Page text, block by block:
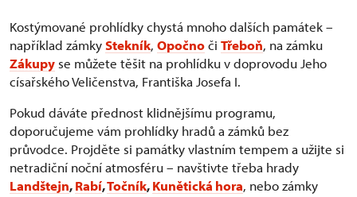
Kostýmované prohlídky chystá mnoho dalších památek –
například zámkyStekník, Opočnoči Třeboň, na zámku
Zákupy se můžete těšit na prohlídku v doprovodu Jeho
císařského Veličenstva, Františka Josefa I.
Pokud dáváte přednost klidnějšímu programu,
doporučujeme vám prohlídky hradů a zámků bez
průvodce. Projděte si památky vlastním tempem a užijte si
netradiční noční atmosféru – navštivte třeba hrady
Landštejn,Rabí,Točník,Kunětická hora, nebo zámky